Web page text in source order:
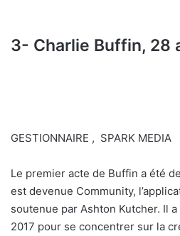
3- Charlie Buffin, 28
GESTIONNAIRE , SPARK MEDIA
Le premier acte de Buffin a été
est devenue Community,
soutenue par Ashton Kutcher. Il
2017 pour se concentrer sur la